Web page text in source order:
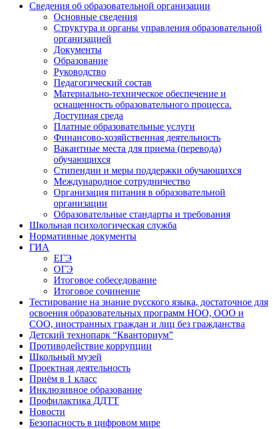
Сведения об образовательной организации
Основные сведения
Структура и органы управления образовательной
организацией
Документы
Образование
Руководство
Педагогический состав
Материально-техническое обеспечение и
оснащенность образовательного процесса.
Доступная среда
Платные образовательные услуги
Финансово-хозяйственная деятельность
Вакантные места для приема (перевода)
обучающихся
Стипендии и меры поддержки обучающихся
Международное сотрудничество
Организация питания в образовательной
организации
Образовательные стандарты и требования
Школьная психологическая служба
Нормативные документы
ГИА
ЕГЭ
ОГЭ
Итоговое собеседование
Итоговое сочинение
Тестирование на знание русского языка, достаточное для
освоения образовательных программ НОО, ООО и
СОО, иностранных граждан и лиц без гражданства
Детский технопарк “Кванториум”
Противодействие коррупции
Школьный музей
Проектная деятельность
Приём в 1 класс
Инклюзивное образование
Профилактика ДДТТ
Новости
Безопасность в цифровом мире